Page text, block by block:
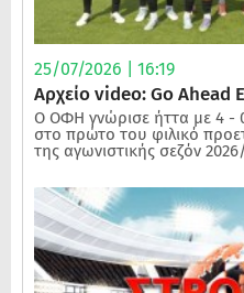
25/07/2026 | 16:19
Αρχείο video: Go
Ο ΟΦΗ γνώρισε ήττα με 4 -
στο πρώτο του φιλικό
της αγωνιστικής σεζόν